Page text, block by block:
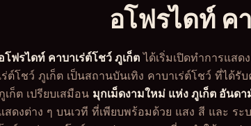
อโฟรไดท์ ค
โฟรไดท์ คาบาเร่ต์โชว์ ภูเก็ตได้เริ่มเปิดทำการแส
ร่ต์โชว์ ภูเก็ต เป็นสถานบันเทิง คาบาเร่ต์โชว์ ที่ได้
เก็ต เปรียบเสมือน มุกเม็ดงามใหม่ แห่ง ภูเก็ต อันด
สดงต่าง ๆ บนเวที ที่เพียบพร้อมด้วย แสง สี และ ร